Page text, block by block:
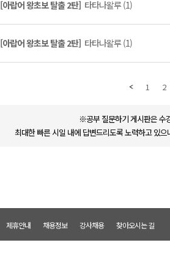
[아랍어 왕초보 탈출 2탄] 타타나왈루 (1)
[아랍어 왕초보 탈출 2탄] 타타나왈루 (1)
1 2
※공부 질문하기 게시판은 수
최대한 빠른 시일 내에 답변드리도록 노력하고 있
제휴안내 채용정보 강사채용 찾아오시는 길